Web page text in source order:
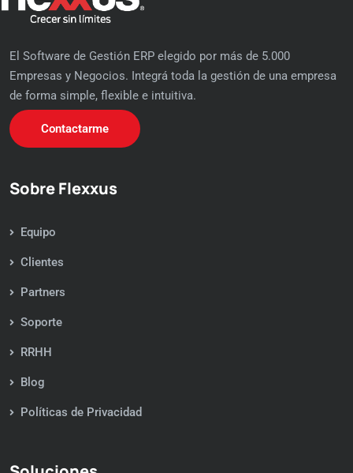
El Software de Gestión ERP elegido por más de 5.000
Empresas y Negocios. Integrá toda la gestión de una empresa
de forma simple, flexible e intuitiva.
Contactarme
Sobre Flexxus
Equipo
Clientes
Partners
Soporte
RRHH
Blog
Políticas de Privacidad